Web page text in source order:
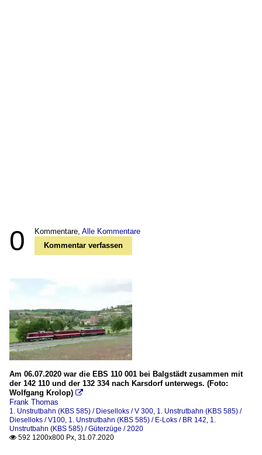
0 Kommentare, Alle Kommentare
Kommentar verfassen
Am 06.07.2020 war die EBS 110 001 bei Balgstädt zusammen mit
der 142 110 und der 132 334 nach Karsdorf unterwegs. (Foto:
Wolfgang Krolop) 
Frank Thomas
1. Unstrutbahn (KBS 585) / Dieselloks / V 300 1. Unstrutbahn (KBS 585) /
Dieselloks / V100 1. Unstrutbahn (KBS 585) / E-Loks / BR 142 1.
Unstrutbahn (KBS 585) / Güterzüge / 2020
 592 1200x800 Px, 31.07.2020